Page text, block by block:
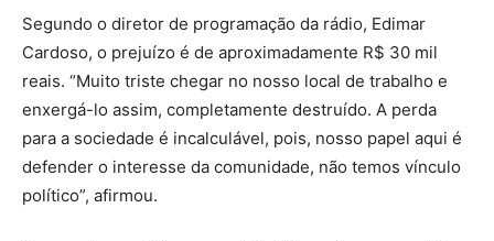
Segundo o diretor de programação da rádio, Edimar
Cardoso, o prejuízo é de aproximadamente R$ 30 mil
reais. “Muito triste chegar no nosso local de trabalho e
enxergá-lo assim, completamente destruído. A perda
para a sociedade é incalculável, pois, nosso papel aqui é
defender o interesse da comunidade, não temos vínculo
político”, afirmou.